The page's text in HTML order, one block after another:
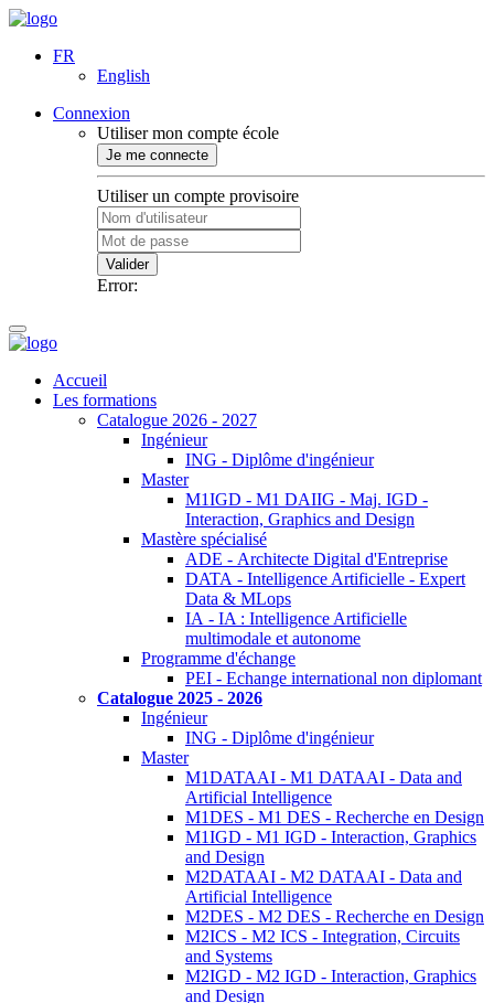
FR
English
Connexion
Utiliser mon compte école
Je me connecte
Utiliser un compte provisoire
Valider
Error:
Accueil
Les formations
Catalogue 2026 - 2027
Ingénieur
ING - Diplôme d'ingénieur
Master
M1IGD - M1 DAIIG - Maj. IGD -
Interaction, Graphics and Design
Mastère spécialisé
ADE - Architecte Digital d'Entreprise
DATA - Intelligence Artificielle - Expert
Data & MLops
IA - IA : Intelligence Artificielle
multimodale et autonome
Programme d'échange
PEI - Echange international non diplomant
Catalogue 2025 - 2026
Ingénieur
ING - Diplôme d'ingénieur
Master
M1DATAAI - M1 DATAAI - Data and
Artificial Intelligence
M1DES - M1 DES - Recherche en Design
M1IGD - M1 IGD - Interaction, Graphics
and Design
M2DATAAI - M2 DATAAI - Data and
Artificial Intelligence
M2DES - M2 DES - Recherche en Design
M2ICS - M2 ICS - Integration, Circuits
and Systems
M2IGD - M2 IGD - Interaction, Graphics
and Design